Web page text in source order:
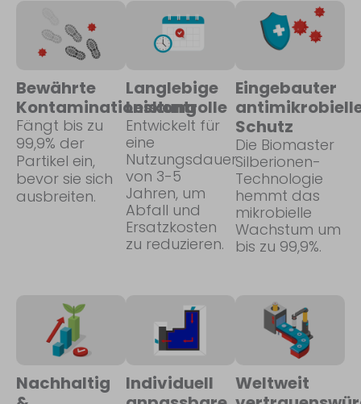
Bewährte
Kontaminationskontrolle
Fängt bis zu
99,9% der
Partikel ein,
bevor sie sich
ausbreiten.
Langlebige
Leistung
Entwickelt für
eine
Nutzungsdauer
von 3-5
Jahren, um
Abfall und
Ersatzkosten
zu reduzieren.
Eingebauter
Schutz
Die Biomaster
Silberionen-
Technologie
hemmt das
mikrobielle
Wachstum um
bis zu 99,9%.
Nachhaltig
Individuell
Weltweit